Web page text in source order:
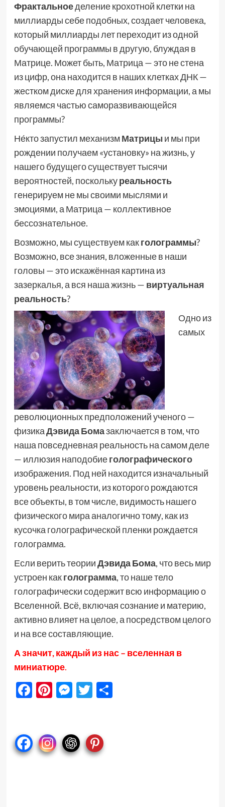
Фрактальноеделение крохотной клетки на
миллиарды себе подобных, создает человека,
который миллиарды лет переходит из одной
обучающей программы в другую, блуждая в
Матрице. Может быть, Матрица — это не стена
из цифр, она находится в наших клетках ДНК —
жестком диске для хранения информации, а мы
являемся частью саморазвивающейся
программы?
Не́кто запустил механизмМатрицы и мы при
рождении получаем «установку» на жизнь, у
нашего будущего существует тысячи
вероятностей, посколькуреальность
генерируем не мы своими мыслями и
эмоциями, а Матрица — коллективное
бессознательное.
Возможно, мы существуем какголограммы?
Возможно, все знания, вложенные в наши
головы — это искажённая картина из
зазеркалья, а вся наша жизнь — виртуальная
реальность?
Одно из
самых
революционных предположений ученого —
физикаДэвида Бомазаключается в том, что
наша повседневная реальность на самом деле
— иллюзия наподобиеголографического
изображения. Под ней находится изначальный
уровень реальности, из которого рождаются
все объекты, в том числе, видимость нашего
физического мира аналогично тому, как из
кусочка голографической пленки рождается
голограмма.
Если верить теорииДэвида Бома, что весь мир
устроен какголограмма, то наше тело
голографически содержит всю информацию о
Вселенной. Всё, включая сознание и материю,
активно влияет на целое, а посредством целого
и на все составляющие.
А значит, каждый из нас – вселенная в
миниатюре.
Facebook
Pinterest
Messenger
Twitter
Отправить